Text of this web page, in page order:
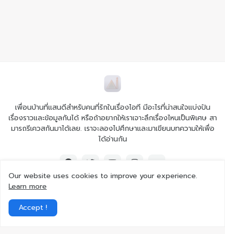
เพื่อนบ้านที่แสนดีสำหรับคนที่รักในเรื่องไอที มีอะไรที่น่าสนใจแบ่งปัน
เรื่องราวและข้อมูลกันได้ หรือถ้าอยากให้เราเจาะลึกเรื่องไหนเป็นพิเศษ สา
มารถรีเควสกันมาได้เลย. เราจะลองไปศึกษาและมาเขียนบทความให้เพื่อ
ได้อ่านกัน
© 2026 Ai iT All rights reserved.
Our website uses cookies to improve your experience.
Learn more
Accept !